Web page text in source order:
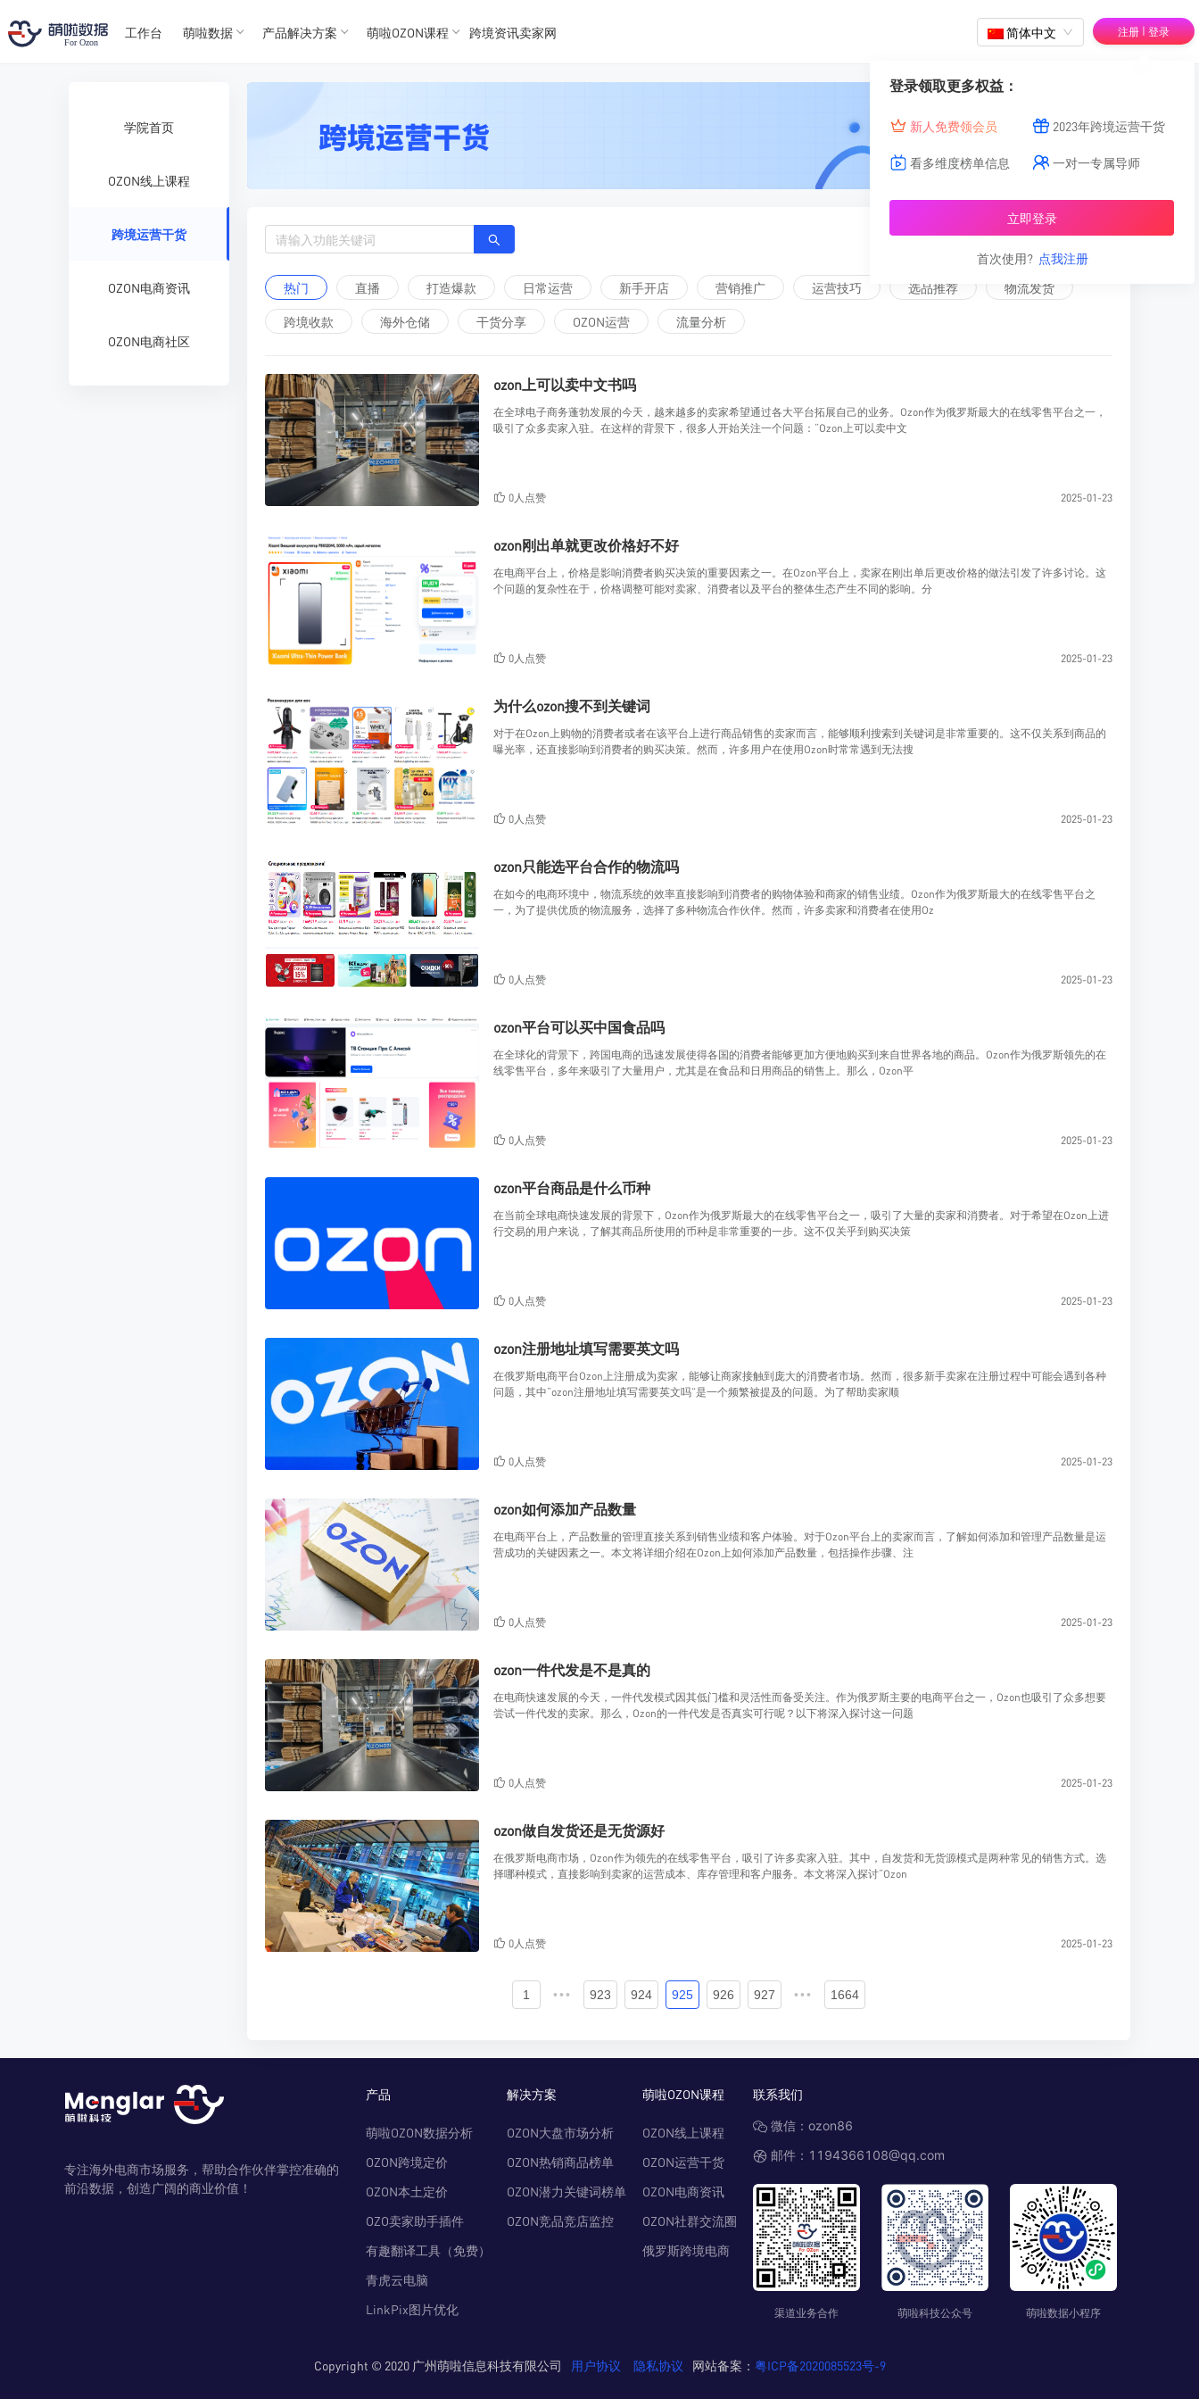
For Ozon
For OZon
TK数据
TK数据
工作台 萌啦数据 产品解决方案 萌啦OZON课程 跨境资讯卖家网 简体中文 注册 | 登录
登录领取更多权益：
新人免费领会员 2023年跨境运营干货
看多维度榜单信息 一对一专属导师
立即登录
首次使用? 点我注册
学院首页
OZON线上课程
跨境运营干货
OZON电商资讯
OZON电商社区
热门 直播 打造爆款 日常运营 新手开店 营销推广 运营技巧 选品推荐 物流发货
跨境收款 海外仓储 干货分享 OZON运营 流量分析
ozon上可以卖中文书吗
在全球电子商务蓬勃发展的今天，越来越多的卖家希望通过各大平台拓展自己的业务。Ozon作为俄罗斯最大的在线零售平台之一，
吸引了众多卖家入驻。在这样的背景下，很多人开始关注一个问题：“Ozon上可以卖中文
0人点赞 2025-01-23
ozon刚出单就更改价格好不好
在电商平台上，价格是影响消费者购买决策的重要因素之一。在Ozon平台上，卖家在刚出单后更改价格的做法引发了许多讨论。这
个问题的复杂性在于，价格调整可能对卖家、消费者以及平台的整体生态产生不同的影响。分
0人点赞 2025-01-23
为什么ozon搜不到关键词
对于在Ozon上购物的消费者或者在该平台上进行商品销售的卖家而言，能够顺利搜索到关键词是非常重要的。这不仅关系到商品的
曝光率，还直接影响到消费者的购买决策。然而，许多用户在使用Ozon时常常遇到无法搜
0人点赞 2025-01-23
ozon只能选平台合作的物流吗
在如今的电商环境中，物流系统的效率直接影响到消费者的购物体验和商家的销售业绩。Ozon作为俄罗斯最大的在线零售平台之
一，为了提供优质的物流服务，选择了多种物流合作伙伴。然而，许多卖家和消费者在使用Oz
0人点赞 2025-01-23
ozon平台可以买中国食品吗
在全球化的背景下，跨国电商的迅速发展使得各国的消费者能够更加方便地购买到来自世界各地的商品。Ozon作为俄罗斯领先的在
线零售平台，多年来吸引了大量用户，尤其是在食品和日用商品的销售上。那么，Ozon平
0人点赞 2025-01-23
ozon平台商品是什么币种
在当前全球电商快速发展的背景下，Ozon作为俄罗斯最大的在线零售平台之一，吸引了大量的卖家和消费者。对于希望在Ozon上进
行交易的用户来说，了解其商品所使用的币种是非常重要的一步。这不仅关乎到购买决策
0人点赞 2025-01-23
ozon注册地址填写需要英文吗
在俄罗斯电商平台Ozon上注册成为卖家，能够让商家接触到庞大的消费者市场。然而，很多新手卖家在注册过程中可能会遇到各种
问题，其中“ozon注册地址填写需要英文吗”是一个频繁被提及的问题。为了帮助卖家顺
0人点赞 2025-01-23
ozon如何添加产品数量
在电商平台上，产品数量的管理直接关系到销售业绩和客户体验。对于Ozon平台上的卖家而言，了解如何添加和管理产品数量是运
营成功的关键因素之一。本文将详细介绍在Ozon上如何添加产品数量，包括操作步骤、注
0人点赞 2025-01-23
ozon一件代发是不是真的
在电商快速发展的今天，一件代发模式因其低门槛和灵活性而备受关注。作为俄罗斯主要的电商平台之一，Ozon也吸引了众多想要
尝试一件代发的卖家。那么，Ozon的一件代发是否真实可行呢？以下将深入探讨这一问题
0人点赞 2025-01-23
ozon做自发货还是无货源好
在俄罗斯电商市场，Ozon作为领先的在线零售平台，吸引了许多卖家入驻。其中，自发货和无货源模式是两种常见的销售方式。选
择哪种模式，直接影响到卖家的运营成本、库存管理和客户服务。本文将深入探讨“Ozon
0人点赞 2025-01-23
1 ••• 923 924 925 926 927 ••• 1664
专注海外电商市场服务，帮助合作伙伴掌控准确的
前沿数据，创造广阔的商业价值！
产品
萌啦OZON数据分析
OZON跨境定价
OZON本土定价
OZO卖家助手插件
有趣翻译工具（免费）
青虎云电脑
LinkPix图片优化
解决方案
OZON大盘市场分析
OZON热销商品榜单
OZON潜力关键词榜单
OZON竞品竞店监控
萌啦OZON课程
OZON线上课程
OZON运营干货
OZON电商资讯
OZON社群交流圈
俄罗斯跨境电商
联系我们
微信：ozon86
邮件：1194366108@qq.com
渠道业务合作 萌啦科技公众号 萌啦数据小程序
Copyright © 2020 广州萌啦信息科技有限公司 用户协议 隐私协议 网站备案： 粤ICP备2020085523号-9